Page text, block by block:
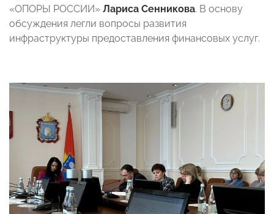
«ОПОРЫ РОССИИ» Лариса Сенникова. В основу
обсуждения легли вопросы развития
инфраструктуры предоставления финансовых услуг.